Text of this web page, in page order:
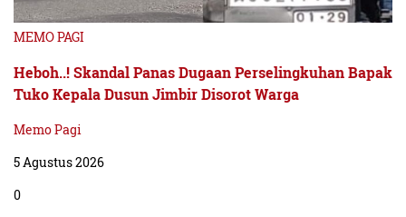
MEMO PAGI
Heboh..! Skandal Panas Dugaan Perselingkuhan Bapak
Tuko Kepala Dusun Jimbir Disorot Warga
Memo Pagi
5 Agustus 2026
0